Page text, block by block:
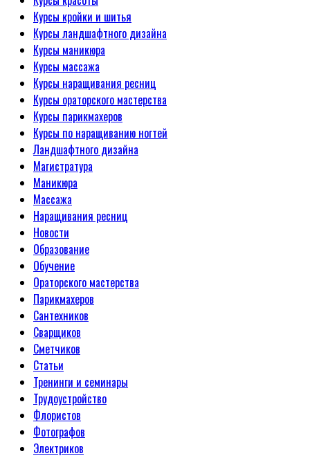
Курсы кройки и шитья
Курсы ландшафтного дизайна
Курсы маникюра
Курсы массажа
Курсы наращивания ресниц
Курсы ораторского мастерства
Курсы парикмахеров
Курсы по наращиванию ногтей
Ландшафтного дизайна
Магистратура
Маникюра
Массажа
Наращивания ресниц
Новости
Образование
Обучение
Ораторского мастерства
Парикмахеров
Сантехников
Сварщиков
Сметчиков
Статьи
Тренинги и семинары
Трудоустройство
Флористов
Фотографов
Электриков